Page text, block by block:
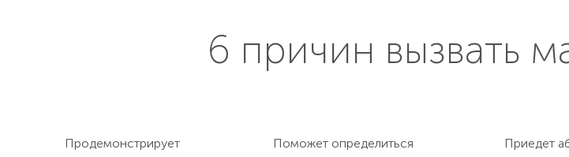
6 причин вызвать
Продемонстрирует
Поможет определиться
Приедет